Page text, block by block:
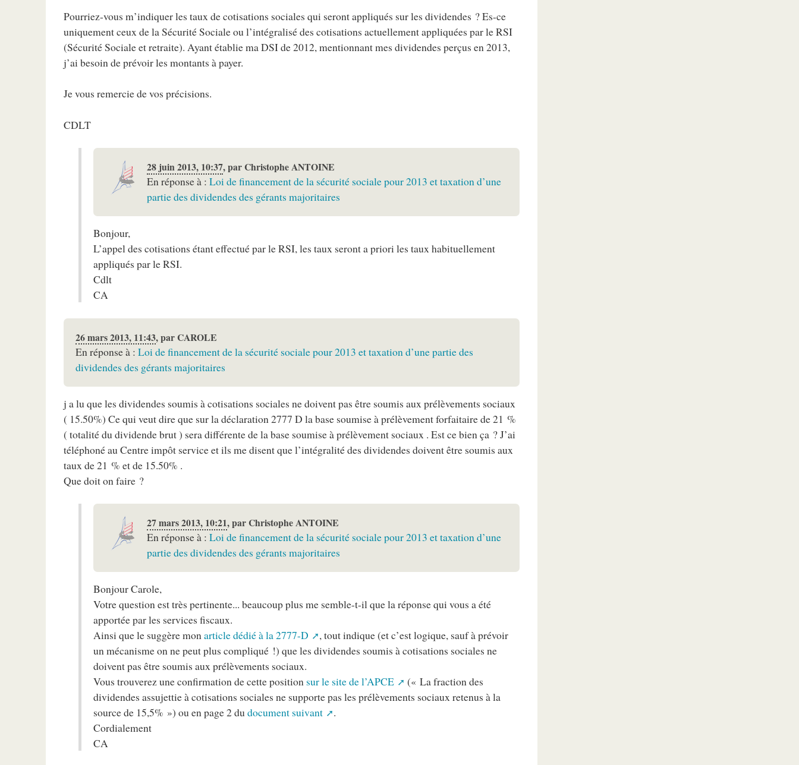
Pourriez-vous m’indiquer les taux de cotisations sociales qui seront appliqués sur les dividendes ? Es-ce
uniquement ceux de la Sécurité Sociale ou l’intégralisé des cotisations actuellement appliquées par le RSI
(Sécurité Sociale et retraite). Ayant établie ma DSI de 2012, mentionnant mes dividendes perçus en 2013,
j’ai besoin de prévoir les montants à payer.
Je vous remercie de vos précisions.
CDLT
28 juin 2013, 10:37,parChristophe ANTOINE
En réponse à :Loi de financement de la sécurité sociale pour 2013 et taxation d’une
partie des dividendes des gérants majoritaires
Bonjour,
L’appel des cotisations étant effectué par le RSI, les taux seront a priori les taux habituellement
appliqués par le RSI.
Cdlt
CA
26 mars 2013, 11:43,parCAROLE
En réponse à :Loi de financement de la sécurité sociale pour 2013 et taxation d’une partie des
dividendes des gérants majoritaires
j a lu que les dividendes soumis à cotisations sociales ne doivent pas être soumis aux prélèvements sociaux
( 15.50%) Ce qui veut dire que sur la déclaration 2777 D la base soumise à prélèvement forfaitaire de 21 %
( totalité du dividende brut ) sera différente de la base soumise à prélèvement sociaux . Est ce bien ça ? J’ai
téléphoné au Centre impôt service et ils me disent que l’intégralité des dividendes doivent être soumis aux
taux de 21 % et de 15.50% .
Que doit on faire ?
27 mars 2013, 10:21,parChristophe ANTOINE
En réponse à :Loi de financement de la sécurité sociale pour 2013 et taxation d’une
partie des dividendes des gérants majoritaires
Bonjour Carole,
Votre question est très pertinente... beaucoup plus me semble-t-il que la réponse qui vous a été
apportée par les services fiscaux.
Ainsi que le suggère monarticle dédié à la 2777-D
, tout indique (et c’est logique, sauf à prévoir
un mécanisme on ne peut plus compliqué !) que les dividendes soumis à cotisations sociales ne
doivent pas être soumis aux prélèvements sociaux.
Vous trouverez une confirmation de cette position sur le site de l’APCE
(« La fraction des
dividendes assujettie à cotisations sociales ne supporte pas les prélèvements sociaux retenus à la
source de 15,5% ») ou en page 2 dudocument suivant
.
Cordialement
CA